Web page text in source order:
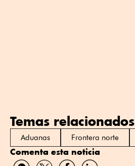
Temas relacionados
Aduanas Frontera norte
Comenta esta noticia